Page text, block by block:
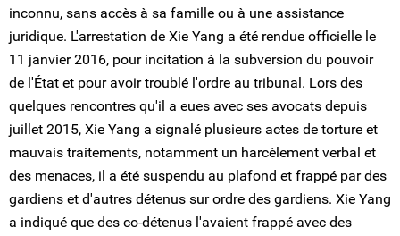
inconnu, sans accès à sa famille ou à une assistance
juridique. L'arrestation de Xie Yang a été rendue officielle le
11 janvier 2016, pour incitation à la subversion du pouvoir
de l'État et pour avoir troublé l'ordre au tribunal. Lors des
quelques rencontres qu'il a eues avec ses avocats depuis
juillet 2015, Xie Yang a signalé plusieurs actes de torture et
mauvais traitements, notamment un harcèlement verbal et
des menaces, il a été suspendu au plafond et frappé par des
gardiens et d'autres détenus sur ordre des gardiens. Xie Yang
a indiqué que des co-détenus l'avaient frappé avec des